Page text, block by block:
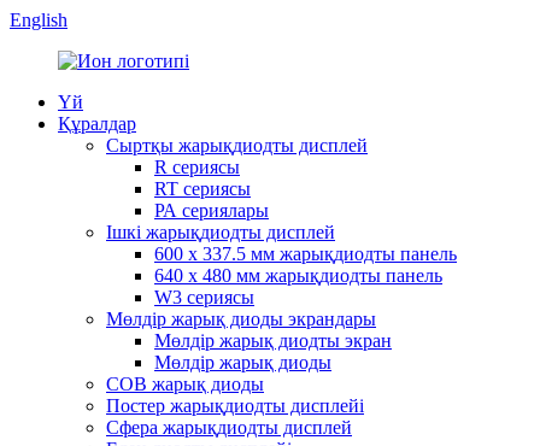
English
Үй
Құралдар
Сыртқы жарықдиодты дисплей
R сериясы
RT сериясы
РА сериялары
Ішкі жарықдиодты дисплей
600 x 337.5 мм жарықдиодты панель
640 x 480 мм жарықдиодты панель
W3 сериясы
Мөлдір жарық диоды экрандары
Мөлдір жарық диодты экран
Мөлдір жарық диоды
COB жарық диоды
Постер жарықдиодты дисплейі
Сфера жарықдиодты дисплей